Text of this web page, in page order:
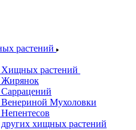
растений
растений
Мухоловки
хищных растений